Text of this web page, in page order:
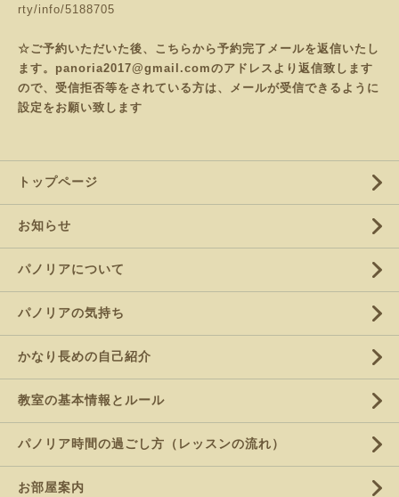
rty/info/5188705
☆ご予約いただいた後、こちらから予約完了メールを返信いたし
ます。panoria2017@gmail.comのアドレスより返信致します
ので、受信拒否等をされている方は、メールが受信できるように
設定をお願い致します
トップページ
お知らせ
パノリアについて
パノリアの気持ち
かなり長めの自己紹介
教室の基本情報とルール
パノリア時間の過ごし方（レッスンの流れ）
お部屋案内